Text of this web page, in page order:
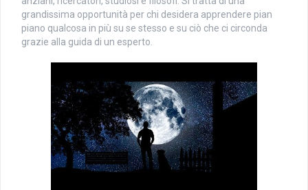
grandissima opportunità per chi desidera apprendere pian
piano qualcosa in più su se stesso e su ciò che ci circonda
grazie alla guida di un esperto.